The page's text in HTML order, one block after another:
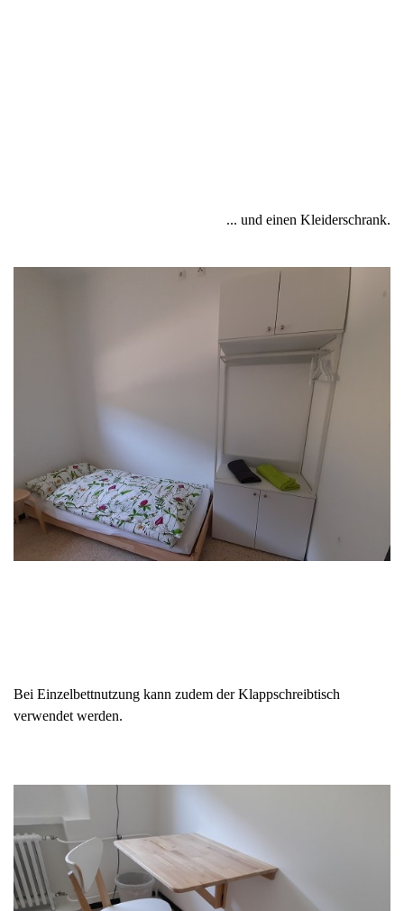
... und einen Kleiderschrank.
Bei Einzelbettnutzung kann zudem der Klappschreibtisch
verwendet werden.